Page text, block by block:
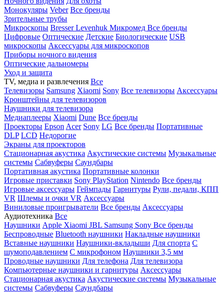
Монокуляры Veber Все бренды
Зрительные трубы
Микроскопы BresserLevenhuk Микромед Все бренды
Цифровые Оптические Детские Биологические USB
микроскопы Аксессуары для микроскопов
Приборы ночного видения
Оптические дальномеры
Уход и защита
TV, медиа и развлечения Все
Телевизоры Samsung Xiaomi Sony Все телевизоры Аксессуары
Кронштейны для телевизоров
Наушники для телевизора
Медиаплееры Xiaomi Dune Все бренды
Проекторы Epson Acer Sony LG Все бренды Портативные
DLP LCD Недорогие
Экраны для проекторов
Стационарная акустика Акустические системы Музыкальные
системы Сабвуферы Саундбары
Портативная акустика Портативные колонки
Игровые приставки Sony PlayStation Nintendo Все бренды
Игровые аксессуары Геймпады Гарнитуры Рули, педали, КПП
VR Шлемы и очки VR Аксессуары
Виниловые проигрыватели Все бренды Аксессуары
Аудиотехника Все
Наушники Apple Xiaomi JBL Samsung Sony Все бренды
Беспроводные Bluetooth наушники Накладные наушники
Вставные наушники Наушники-вкладыши Для спорта С
шумоподавлением С микрофоном Наушники 3,5 мм
Проводные наушники Для телефона Для телевизора
Компьютерные наушники и гарнитуры Аксессуары
Стационарная акустика Акустические системы Музыкальные
системы Сабвуферы Саундбары